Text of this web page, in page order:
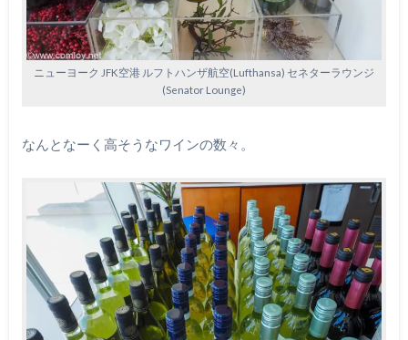
ニューヨーク JFK空港 ルフトハンザ航空(Lufthansa) セネターラウンジ
(Senator Lounge)
なんとなーく高そうなワインの数々。